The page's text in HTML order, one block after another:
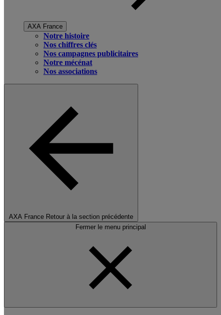
AXA France
Notre histoire
Nos chiffres clés
Nos campagnes publicitaires
Notre mécénat
Nos associations
AXA France Retour à la section précédente
Fermer le menu principal